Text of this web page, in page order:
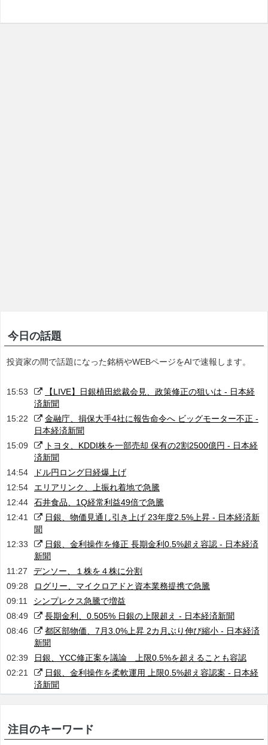
今日の話題
投資家の間で話題になった銘柄やWEBページをAIで速報します。
15:53
【LIVE】日銀植田総裁会見、政策修正の狙いは - 日本経
済新聞
15:22
金融庁、損保大手4社に報告命令へ ビッグモーター不正 -
日本経済新聞
15:09
トヨタ、KDDI株を一部売却 保有の2割2500億円 - 日本経
済新聞
14:54
ドル円ロング日経爆上げ
12:54
エリアリンク、上振れ着地で急騰
12:44
石井食品、1Q経常利益49倍で急騰
12:41
日銀、物価見通し引き上げ 23年度2.5%上昇 - 日本経済新
聞
12:33
日銀、金利操作を修正 長期金利0.5%超え容認 - 日本経済
新聞
11:27
デンソー、１株を４株に分割
09:28
ログリー、マイクロアドと資本業務提携で急騰
09:11
シンプレクス急騰で増益
08:49
長期金利、0.505% 日銀の上限超え - 日本経済新聞
08:46
都区部物価、7月3.0%上昇 2カ月ぶり伸び縮小 - 日本経済
新聞
02:39
日銀、YCC修正案を議論 上限0.5%を超えることも容認
02:21
日銀、金利操作を柔軟運用 上限0.5%超え容認案 - 日本経
済新聞
注目のキーワード